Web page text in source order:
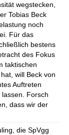
wegstecken,
Tobias Beck
noch
Für das
bestens
des Fokus
taktischen
will Beck von
Auftreten
Forsch
dass wir der
die SpVgg